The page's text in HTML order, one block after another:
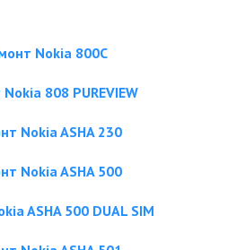
Nokia 800C
808 PUREVIEW
Nokia ASHA 230
Nokia ASHA 500
ASHA 500 DUAL SIM